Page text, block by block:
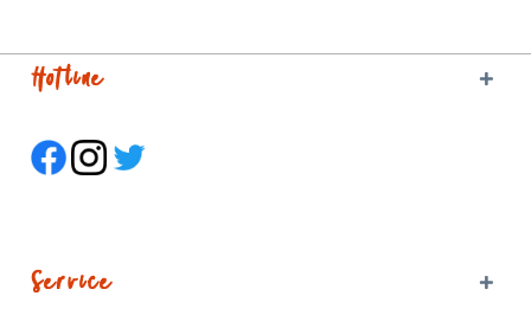
Hotline
Service